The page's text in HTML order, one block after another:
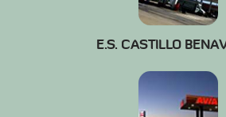
E.S. CASTILLO